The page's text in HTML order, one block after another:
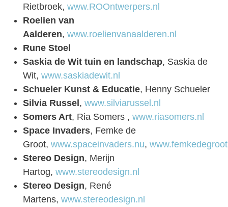
Rietbroek, www.ROOntwerpers.nl
Roelien van
Aalderen, www.roelienvanaalderen.nl
Rune Stoel
Saskia de Wit tuin en landschap, Saskia de
Wit, www.saskiadewit.nl
Schueler Kunst & Educatie, Henny Schueler
Silvia Russel, www.silviarussel.nl
Somers Art, Ria Somers , www.riasomers.nl
Space Invaders, Femke de
Groot, www.spaceinvaders.nu,
Stereo Design, Merijn
Hartog, www.stereodesign.nl
Stereo Design, René
Martens, www.stereodesign.nl